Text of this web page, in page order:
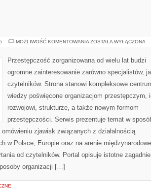
MOŻLIWOŚĆ KOMENTOWANIA BROŃ
ZOSTAŁA WYŁĄCZONA
Przestępczość zorganizowana od wielu lat budzi
ogromne zainteresowanie zarówno specjalistów,
czytelników. Strona stanowi kompleksowe
wiedzy poświęcone organizacjom przestępczym,
rozwojowi, strukturze, a także nowym formom
przestępczości. Serwis prezentuje temat w
zjawisk związanych z działalnością
w Polsce, Europie oraz na arenie
od czytelników. Portal opisuje istotne
organizacji […]